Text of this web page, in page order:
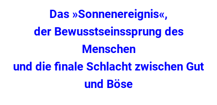
Das »Sonnenereignis«,
der Bewusstseinssprung des
Menschen
und die finale Schlacht zwischen Gut
und Böse